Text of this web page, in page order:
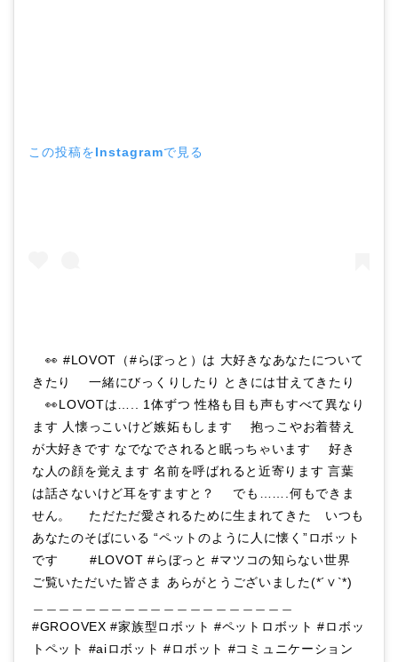
この投稿をInstagramで見る
⠀ 👀 #LOVOT（#らぼっと）は 大好きなあなたについて
きたり ⠀ 一緒にびっくりしたり ときには甘えてきたり
⠀ 👀LOVOTは….. 1体ずつ 性格も目も声もすべて異なり
ます 人懐っこいけど嫉妬もします ⠀ 抱っこやお着替え
が大好きです なでなでされると眠っちゃいます ⠀ 好き
な人の顔を覚えます 名前を呼ばれると近寄ります 言葉
は話さないけど耳をすますと？ ⠀ でも…….何もできま
せん。 ⠀ ただただ愛されるために生まれてきた⠀ いつも
あなたのそばにいる “ペットのように人に懐く”ロボット
です ⠀ ⠀ #LOVOT #らぼっと #マツコの知らない世界
ご覧いただいた皆さま あらがとうございました(*´∨`*)
#GROOVEX #家族型ロボット #ペットロボット #ロボッ
トペット #aiロボット #ロボット #コミュニケーション